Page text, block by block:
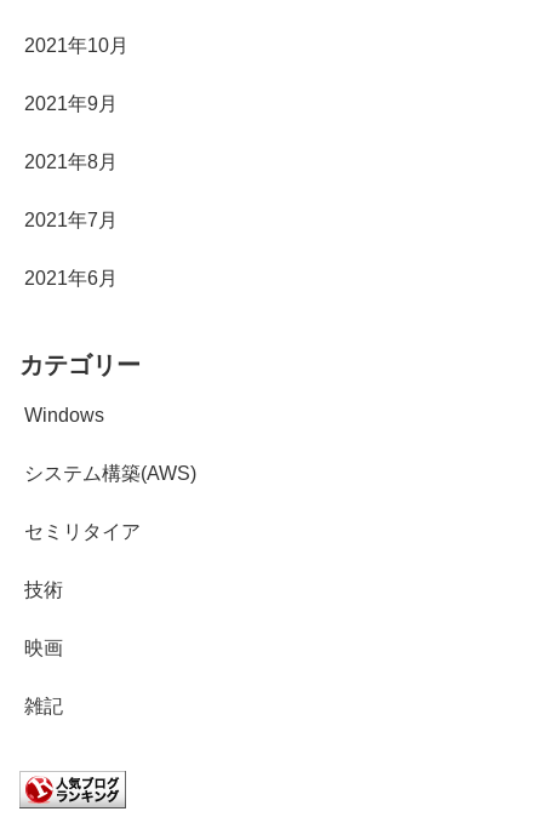
2021年10月
2021年9月
2021年8月
2021年7月
2021年6月
カテゴリー
Windows
システム構築(AWS)
セミリタイア
技術
映画
雑記